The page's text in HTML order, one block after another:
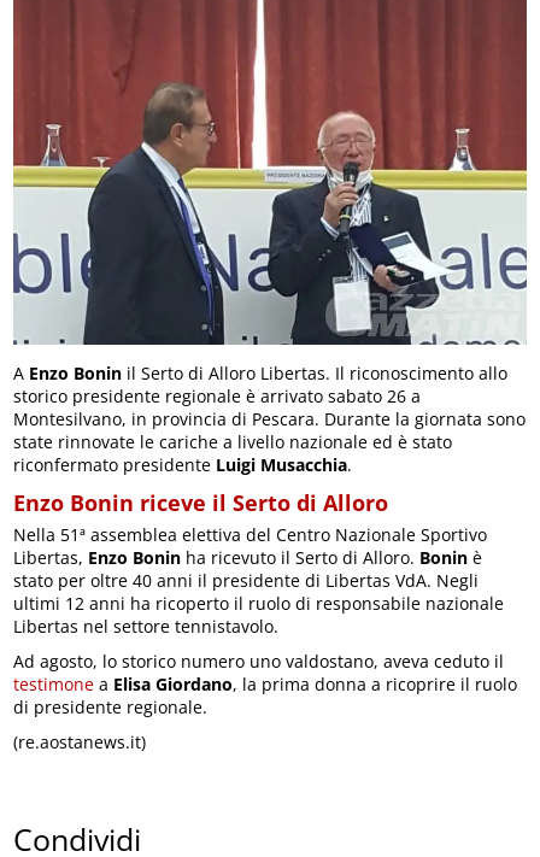
A Enzo Bonin il Serto di Alloro Libertas. Il riconoscimento allo
storico presidente regionale è arrivato sabato 26 a
Montesilvano, in provincia di Pescara. Durante la giornata sono
state rinnovate le cariche a livello nazionale ed è stato
riconfermato presidente Luigi Musacchia.
Enzo Bonin riceve il Serto di Alloro
Nella 51ª assemblea elettiva del Centro Nazionale Sportivo
Libertas, Enzo Bonin ha ricevuto il Serto di Alloro. Bonin è
stato per oltre 40 anni il presidente di Libertas VdA. Negli
ultimi 12 anni ha ricoperto il ruolo di responsabile nazionale
Libertas nel settore tennistavolo.
Ad agosto, lo storico numero uno valdostano, aveva ceduto il
testimone a Elisa Giordano, la prima donna a ricoprire il ruolo
di presidente regionale.
(re.aostanews.it)
Condividi